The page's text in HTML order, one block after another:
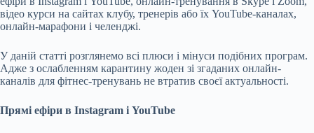
відео курси на сайтах клубу, тренерів або їх YouTube-каналах,
онлайн-марафони і челенджі.
У даній статті розглянемо всі плюси і мінуси подібних програм.
Адже з ослабленням карантину жоден зі згаданих онлайн-
каналів для фітнес-тренувань не втратив своєї актуальності.
Прямі ефіри в Instagram і YouTube